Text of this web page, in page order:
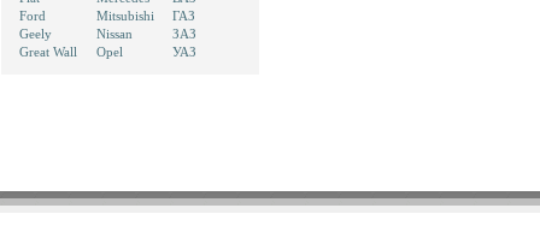
Ford
Geely
Great Wall
Mitsubishi
Nissan
Opel
ГАЗ
ЗАЗ
УАЗ